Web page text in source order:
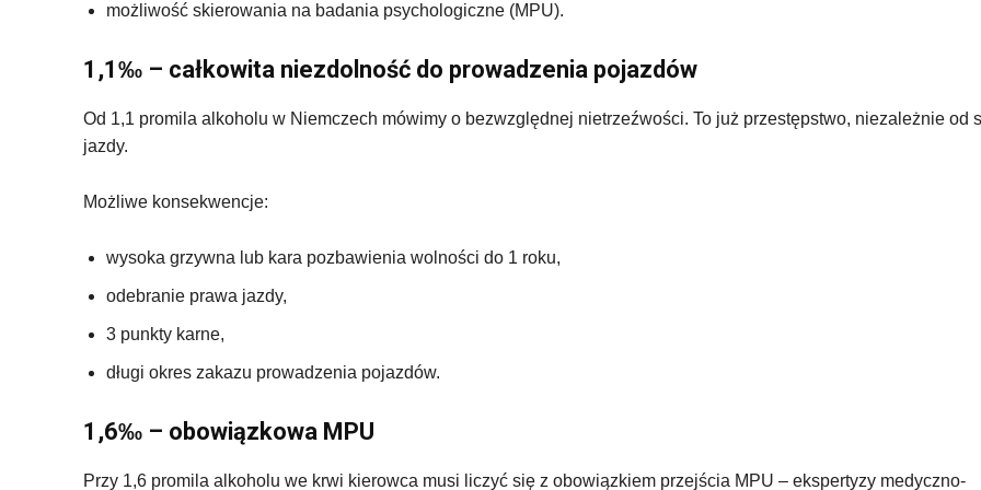
możliwość skierowania na badania psychologiczne (MPU).
1,1‰ – całkowita niezdolność do prowadzenia pojazdów
Od 1,1 promila alkoholu w Niemczech mówimy o bezwzględnej nietrzeźwości. To już przestępstwo, niezależnie od
jazdy.
Możliwe konsekwencje:
wysoka grzywna lub kara pozbawienia wolności do 1 roku,
odebranie prawa jazdy,
3 punkty karne,
długi okres zakazu prowadzenia pojazdów.
1,6‰ – obowiązkowa MPU
Przy 1,6 promila alkoholu we krwi kierowca musi liczyć się z obowiązkiem przejścia MPU – ekspertyzy medyczno-